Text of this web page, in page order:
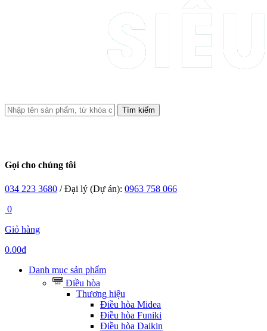
Tìm kiếm
Gọi cho chúng tôi
034 223 3680 / Đại lý (Dự án): 0963 758 066
0
Giỏ hàng
0.00đ
Danh mục sản phẩm
Điều hòa
Thương hiệu
Điều hòa Midea
Điều hòa Funiki
Điều hòa Daikin